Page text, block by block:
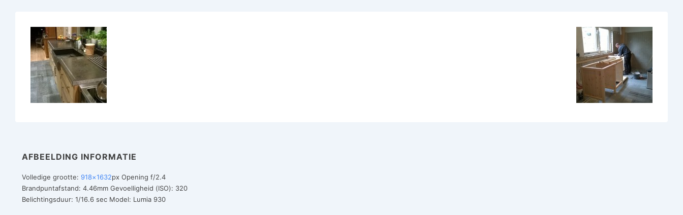
AFBEELDING INFORMATIE
Volledige grootte: 918×1632px Opening f/2.4
Brandpuntafstand: 4.46mm Gevoelligheid (ISO): 320
Belichtingsduur: 1/16.6 sec Model: Lumia 930